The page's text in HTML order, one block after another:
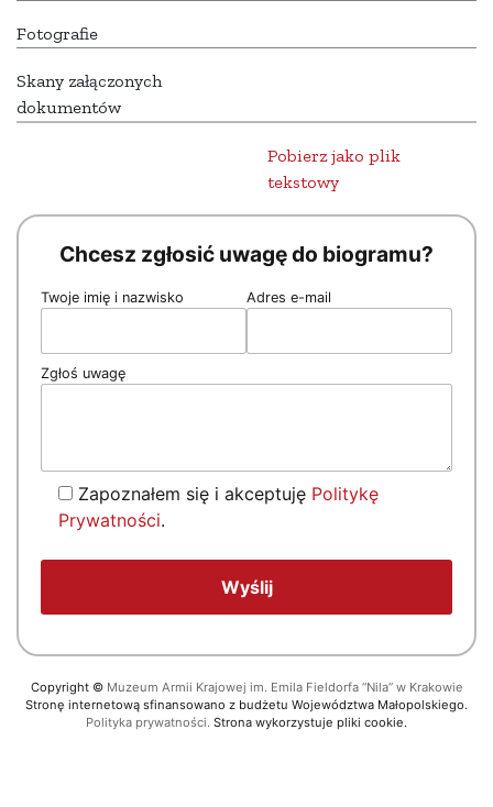
Fotografie
Skany załączonych
dokumentów
Pobierz jako plik
tekstowy
Chcesz zgłosić uwagę do biogramu?
Twoje imię i nazwisko Adres e-mail
Zgłoś uwagę
Zapoznałem się i akceptuję Politykę
Prywatności.
Copyright © Muzeum Armii Krajowej im. Emila Fieldorfa “Nila” w Krakowie
Stronę internetową sfinansowano z budżetu Województwa Małopolskiego.
Polityka prywatności. Strona wykorzystuje pliki cookie.